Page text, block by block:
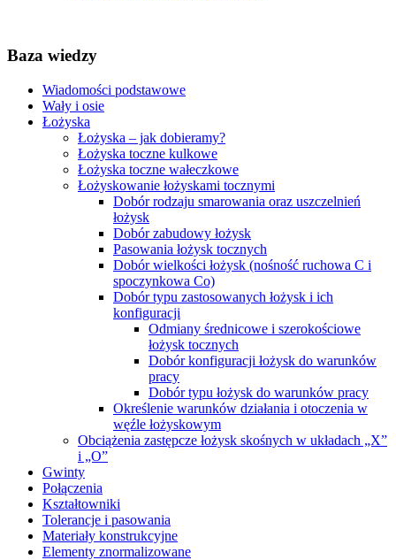
Baza wiedzy
Wiadomości podstawowe
Wały i osie
Łożyska
Łożyska – jak dobieramy?
Łożyska toczne kulkowe
Łożyska toczne wałeczkowe
Łożyskowanie łożyskami tocznymi
Dobór rodzaju smarowania oraz uszczelnień
łożysk
Dobór zabudowy łożysk
Pasowania łożysk tocznych
Dobór wielkości łożysk (nośność ruchowa C i
spoczynkowa Co)
Dobór typu zastosowanych łożysk i ich
konfiguracji
Odmiany średnicowe i szerokościowe
łożysk tocznych
Dobór konfiguracji łożysk do warunków
pracy
Dobór typu łożysk do warunków pracy
Określenie warunków działania i otoczenia w
węźle łożyskowym
Obciążenia zastępcze łożysk skośnych w układach „X”
i „O”
Gwinty
Połączenia
Kształtowniki
Tolerancje i pasowania
Materiały konstrukcyjne
Elementy znormalizowane